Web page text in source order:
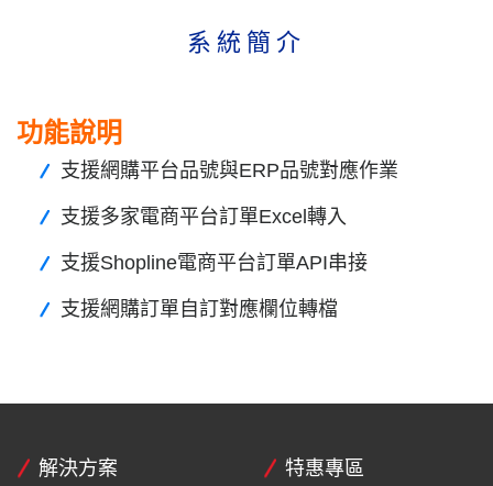
系統簡介
功能說明
支援網購平台品號與ERP品號對應作業
支援多家電商平台訂單Excel轉入
支援Shopline電商平台訂單API串接
支援網購訂單自訂對應欄位轉檔
解決方案 特惠專區